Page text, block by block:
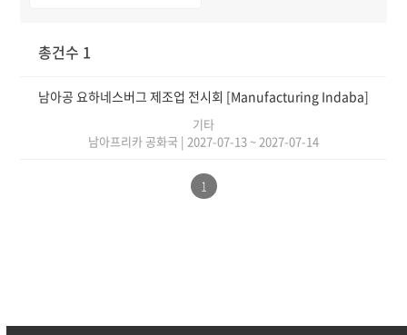
총건수 1
남아공 요하네스버그 제조업 전시회 [Manufacturing Indaba]
기타
남아프리카 공화국 | 2027-07-13 ~ 2027-07-14
1